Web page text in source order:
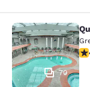
Quality
70